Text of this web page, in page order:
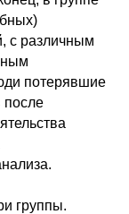
с различным
потерявшие
после
группы.